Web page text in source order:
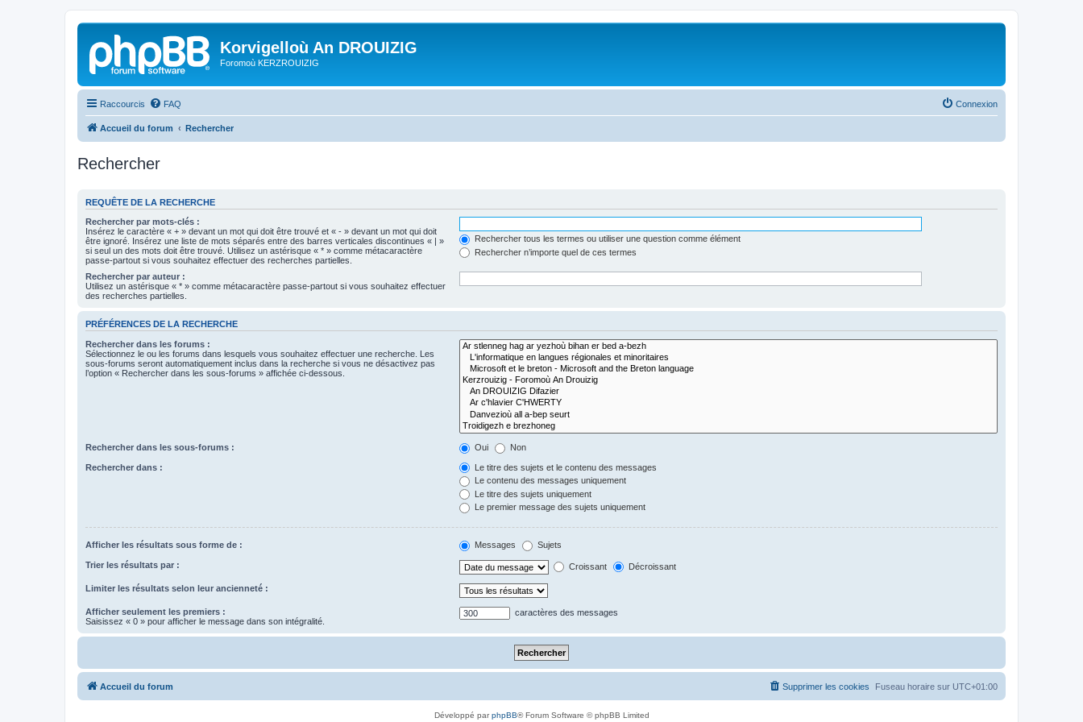
Korvigelloù An DROUIZIG
Foromoù KERZROUIZIG
Raccourcis FAQ Connexion
Accueil du forum Rechercher
Rechercher
REQUÊTE DE LA RECHERCHE
Rechercher par mots-clés :
Insérez le caractère « + » devant un mot qui doit être trouvé et « - » devant un mot qui doit
être ignoré. Insérez une liste de mots séparés entre des barres verticales discontinues « | »
si seul un des mots doit être trouvé. Utilisez un astérisque « * » comme métacaractère
passe-partout si vous souhaitez effectuer des recherches partielles.
Rechercher tous les termes ou utiliser une question comme élément
Rechercher n’importe quel de ces termes
Rechercher par auteur :
Utilisez un astérisque « * » comme métacaractère passe-partout si vous souhaitez effectuer
des recherches partielles.
PRÉFÉRENCES DE LA RECHERCHE
Rechercher dans les forums :
Sélectionnez le ou les forums dans lesquels vous souhaitez effectuer une recherche. Les
sous-forums seront automatiquement inclus dans la recherche si vous ne désactivez pas
l’option « Rechercher dans les sous-forums » affichée ci-dessous.
Rechercher dans les sous-forums : Oui Non
Rechercher dans :
Le titre des sujets et le contenu des messages
Le contenu des messages uniquement
Le titre des sujets uniquement
Le premier message des sujets uniquement
Afficher les résultats sous forme de : Messages Sujets
Trier les résultats par : Croissant Décroissant
Limiter les résultats selon leur ancienneté :
Afficher seulement les premiers :
Saisissez « 0 » pour afficher le message dans son intégralité.
caractères des messages
Accueil du forum Fuseau horaire sur UTC+01:00
Supprimer les cookies
Développé parphpBB® Forum Software © phpBB Limited